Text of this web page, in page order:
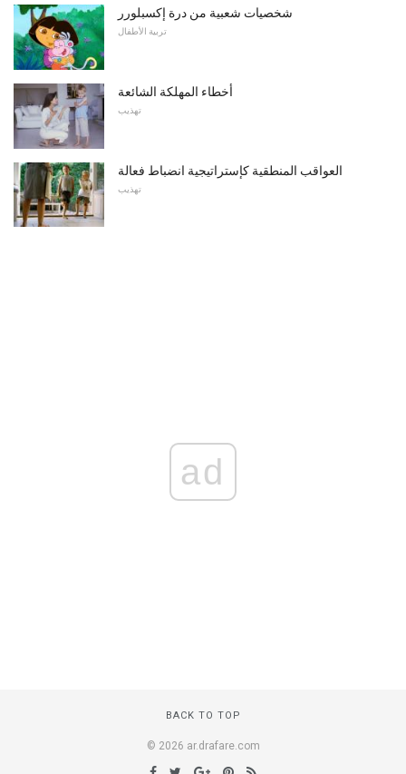
شخصيات شعبية من درة إكسبلورر
تربية الأطفال
أخطاء المهلكة الشائعة
تهذيب
العواقب المنطقية كإستراتيجية انضباط فعالة
تهذيب
ad
BACK TO TOP
© 2026 ar.drafare.com